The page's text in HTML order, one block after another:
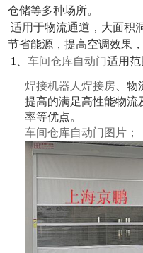
仓储等多种场所。
适用于物流通道，大面积
节省能源，提高空调效果
1
车间仓库自动门适用范
焊接机器人焊接房 、
提高的满足高性能物流
率等优点。
车间仓库自动门图片 ；